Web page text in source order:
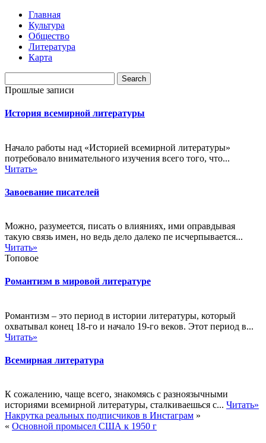
Главная
Культура
Общество
Литература
Карта
Прошлые записи
История всемирной литературы
Начало работы над «Историей всемирной литературы»
потребовало внимательного изучения всего того, что...
Читать»
Завоевание писателей
Можно, разумеется, писать о влияниях, ими оправдывая
такую связь имен, но ведь дело далеко пе исчерпывается...
Читать»
Топовое
Романтизм в мировой литературе
Романтизм – это период в истории литературы, который
охватывал конец 18-го и начало 19-го веков. Этот период в...
Читать»
Всемирная литература
К сожалению, чаще всего, знакомясь с разноязычными
историями всемирной литературы, сталкиваешься с... Читать»
Накрутка реальных подписчиков в Инстаграм »
« Основной промысел США к 1950 г